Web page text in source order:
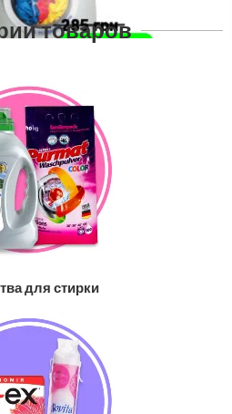
товаров
для стирки